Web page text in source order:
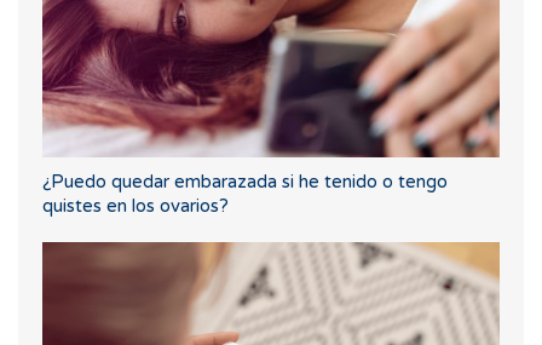
¿Puedo quedar embarazada si he tenido o tengo
quistes en los ovarios?